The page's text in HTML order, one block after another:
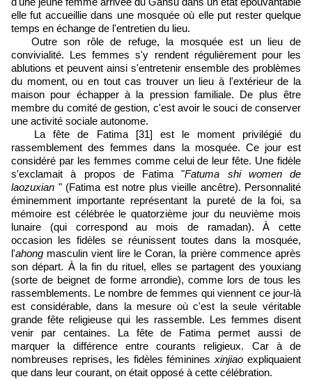
elle fut accueillie dans une mosquée où elle put rester quelque
temps en échange de l'entretien du lieu.
Outre son rôle de refuge, la mosquée est un lieu de
convivialité. Les femmes s'y rendent régulièrement pour les
ablutions et peuvent ainsi s'entretenir ensemble des problèmes
du moment, ou en tout cas trouver un lieu à l'extérieur de la
maison pour échapper à la pression familiale. De plus être
membre du comité de gestion, c'est avoir le souci de conserver
une activité sociale autonome.
La fête de Fatima [31]est le moment privilégié du
rassemblement des femmes dans la mosquée. Ce jour est
considéré par les femmes comme celui de leur fête. Une fidèle
s'exclamait à propos de Fatima "Fatuma shi women de
laozuxian " (Fatima est notre plus vieille ancêtre). Personnalité
éminemment importante représentant la pureté de la foi, sa
mémoire est célébrée le quatorzième jour du neuvième mois
lunaire (qui correspond au mois de ramadan). À cette
occasion les fidèles se réunissent toutes dans la mosquée,
l'ahong masculin vient lire le Coran, la prière commence après
son départ. À la fin du rituel, elles se partagent des youxiang
(sorte de beignet de forme arrondie), comme lors de tous les
rassemblements. Le nombre de femmes qui viennent ce jour-là
est considérable, dans la mesure où c'est la seule véritable
grande fête religieuse qui les rassemble. Les femmes disent
venir par centaines. La fête de Fatima permet aussi de
marquer la différence entre courants religieux. Car à de
nombreuses reprises, les fidèles fémininesxinjiao expliquaient
que dans leur courant, on était opposé à cette célébration.